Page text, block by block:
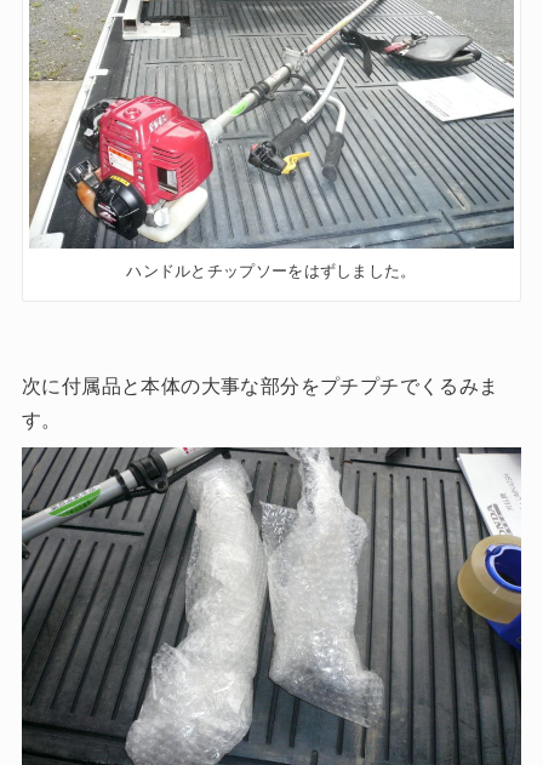
ハンドルとチップソーをはずしました。
次に付属品と本体の大事な部分をプチプチでくるみま
す。